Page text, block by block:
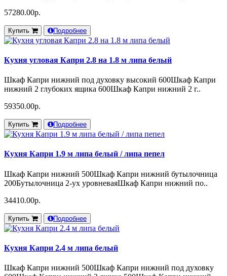
57280.00р.
Купить Подробнее
Кухня угловая Капри 2.8 на 1.8 м липа белый
Шкаф Капри нижний под духовку высокий 600Шкаф Капри
нижний 2 глубоких ящика 600Шкаф Капри нижний 2 г..
59350.00р.
Купить Подробнее
Кухня Капри 1.9 м липа белый / липа пепел
Шкаф Капри нижний 500Шкаф Капри нижний бутылочница
200Бутылочница 2-ух уровневаяШкаф Капри нижний по..
34410.00р.
Купить Подробнее
Кухня Капри 2.4 м липа белый
Шкаф Капри нижний 500Шкаф Капри нижний под духовку